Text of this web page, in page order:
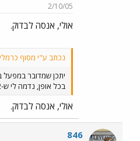
2/10/05
אולי, אנסה לבדוק.
נכתב ע"י מסוף
יתכן שמדובר במפעל
בכל אופן, נדמה לי ש-A22 מתחיל כבר מ-7281.
אולי, אנסה לבדוק.
846